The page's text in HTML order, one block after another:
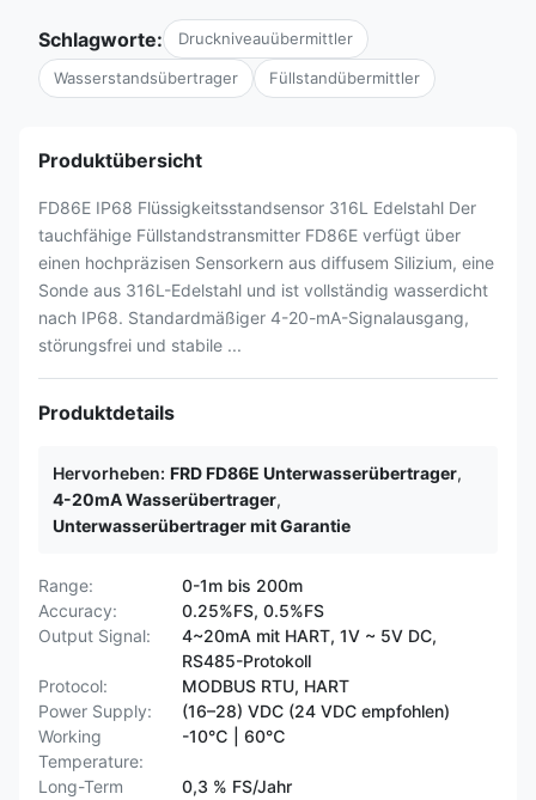
Schlagworte: Druckniveauübermittler
Wasserstandsübertrager Füllstandübermittler
Produktübersicht
FD86E IP68 Flüssigkeitsstandsensor 316L Edelstahl Der
tauchfähige Füllstandstransmitter FD86E verfügt über
einen hochpräzisen Sensorkern aus diffusem Silizium, eine
Sonde aus 316L-Edelstahl und ist vollständig wasserdicht
nach IP68. Standardmäßiger 4-20-mA-Signalausgang,
störungsfrei und stabile ...
Produktdetails
Hervorheben: FRD FD86E Unterwasserübertrager,
4-20mA Wasserübertrager,
Unterwasserübertrager mit Garantie
Range:
0-1m bis 200m
Accuracy:
0.25%FS, 0.5%FS
Output Signal:
4~20mA mit HART, 1V ~ 5V DC,
RS485-Protokoll
Protocol:
MODBUS RTU, HART
Power Supply:
(16–28) VDC (24 VDC empfohlen)
Working
Temperature:
-10℃ | 60℃
Long-Term
0,3 % FS/Jahr